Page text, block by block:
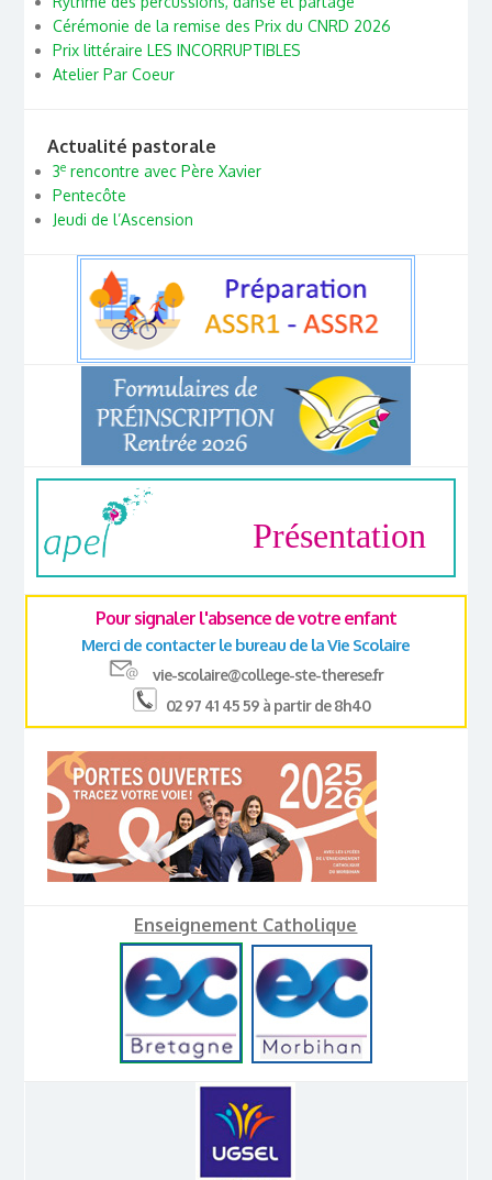
Cérémonie de la remise des Prix du CNRD 2026
Prix littéraire LES INCORRUPTIBLES
Atelier Par Coeur
Actualité pastorale
3erencontre avec Père Xavier
Pentecôte
Jeudi de l’Ascension
Présentation
Pour signaler l'absence de votre enfant
Merci de contacter le bureau de la Vie Scolaire
vie-scolaire@college-ste-therese.fr
02 97 41 45 59 à partir de 8h40
Enseignement Catholique